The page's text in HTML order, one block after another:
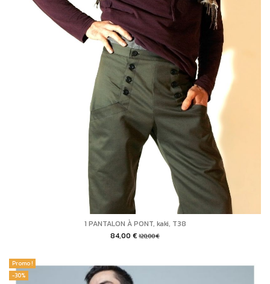
1 PANTALON À PONT, kaki, T38
84,00 € 120,00 €
Promo !
-30%